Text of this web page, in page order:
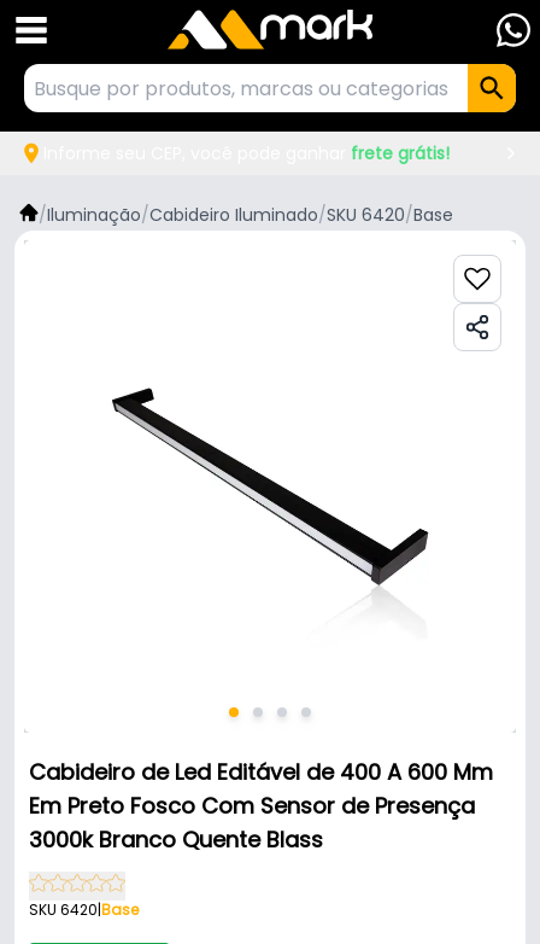
frete grátis!
/Iluminação/Cabideiro Iluminado/SKU 6420/Base
Cabideiro de Led Editável de 400 A 600 Mm
Em Preto Fosco Com Sensor de Presença
3000k Branco Quente Blass
SKU 6420|Base